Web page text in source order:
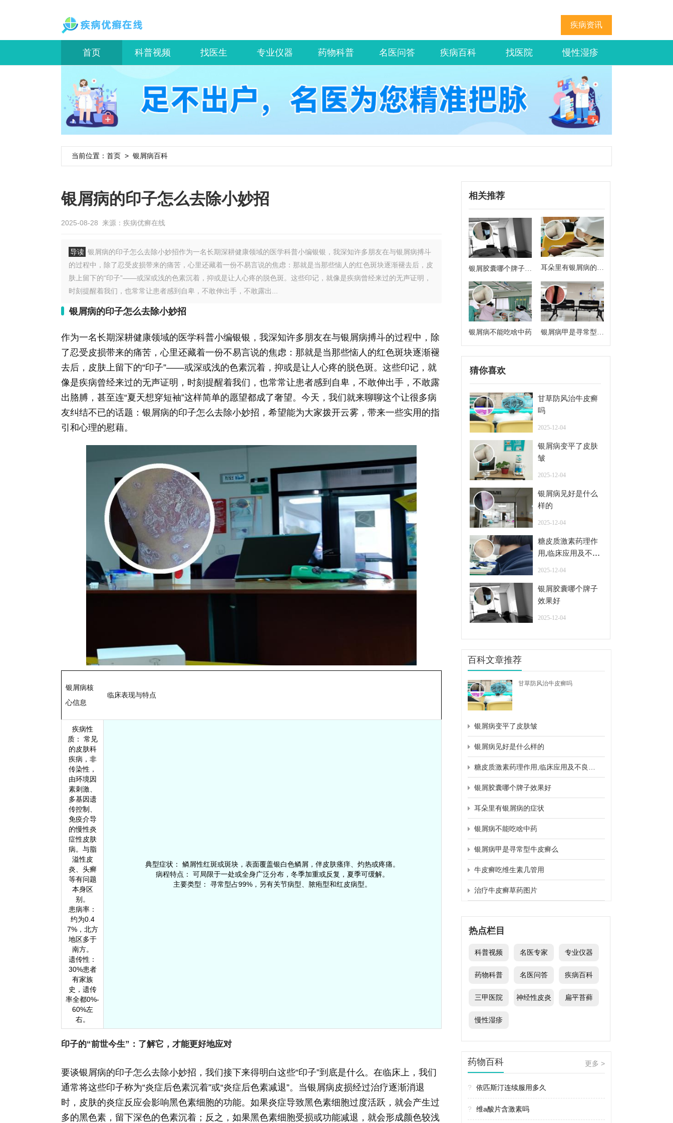
疾病资讯
首页 科普视频 找医生 专业仪器 药物科普 名医问答 疾病百科 找医院 慢性湿疹
当前位置： 首页 > 银屑病百科
银屑病的印子怎么去除小妙招
2025-08-28 来源： 疾病优癣在线
导读 银屑病的印子怎么去除小妙招作为一名长期深耕健康领域的医学科普小编银银，我深知许多朋友在与银屑病搏斗
的过程中，除了忍受皮损带来的痛苦，心里还藏着一份不易言说的焦虑：那就是当那些恼人的红色斑块逐渐褪去后，皮
肤上留下的“印子”——或深或浅的色素沉着，抑或是让人心疼的脱色斑。这些印记，就像是疾病曾经来过的无声证明，
时刻提醒着我们，也常常让患者感到自卑，不敢伸出手，不敢露出...
银屑病的印子怎么去除小妙招
作为一名长期深耕健康领域的医学科普小编银银，我深知许多朋友在与银屑病搏斗的过程中，除
了忍受皮损带来的痛苦，心里还藏着一份不易言说的焦虑：那就是当那些恼人的红色斑块逐渐褪
去后，皮肤上留下的“印子”——或深或浅的色素沉着，抑或是让人心疼的脱色斑。这些印记，就
像是疾病曾经来过的无声证明，时刻提醒着我们，也常常让患者感到自卑，不敢伸出手，不敢露
出胳膊，甚至连“夏天想穿短袖”这样简单的愿望都成了奢望。今天，我们就来聊聊这个让很多病
友纠结不已的话题：银屑病的印子怎么去除小妙招，希望能为大家拨开云雾，带来一些实用的指
引和心理的慰藉。
银屑病核
心信息
临床表现与特点
疾病性
质： 常见
的皮肤科
疾病，非
传染性，
由环境因
素刺激、
多基因遗
传控制、
免疫介导
的慢性炎
症性皮肤
病。与脂
溢性皮
炎、头癣
等有问题
本身区
别。
患病率：
约为0.4
7%，北方
地区多于
南方。
遗传性：
30%患者
有家族
史，遗传
率全都0%-
60%左
右。
典型症状： 鳞屑性红斑或斑块，表面覆盖银白色鳞屑，伴皮肤瘙痒、灼热或疼痛。
病程特点： 可局限于一处或全身广泛分布，冬季加重或反复，夏季可缓解。
主要类型： 寻常型占99%，另有关节病型、脓疱型和红皮病型。
印子的“前世今生”：了解它，才能更好地应对
要谈银屑病的印子怎么去除小妙招，我们接下来得明白这些“印子”到底是什么。在临床上，我们
通常将这些印子称为“炎症后色素沉着”或“炎症后色素减退”。当银屑病皮损经过治疗逐渐消退
时，皮肤的炎症反应会影响黑色素细胞的功能。如果炎症导致黑色素细胞过度活跃，就会产生过
多的黑色素，留下深色的色素沉着；反之，如果黑色素细胞受损或功能减退，就会形成颜色较浅
相关推荐
银屑胶囊哪个牌子效
果好
耳朵里有银屑病的症
银屑病不能吃啥中药
银屑病甲是寻常型牛
皮癣么
猜你喜欢
甘草防风治牛皮癣
吗
2025-12-04
银屑病变平了皮肤
皱
2025-12-04
银屑病见好是什么
样的
2025-12-04
糖皮质激素药理作
用,临床应用及不良
2025-12-04
银屑胶囊哪个牌子
效果好
2025-12-04
百科文章推荐
甘草防风治牛皮癣吗
银屑病变平了皮肤皱
银屑病见好是什么样的
银屑胶囊哪个牌子效果好
耳朵里有银屑病的症状
银屑病不能吃啥中药
银屑病甲是寻常型牛皮癣么
牛皮癣吃维生素几管用
治疗牛皮癣草药图片
热点栏目
科普视频 名医专家 专业仪器
药物科普 名医问答 疾病百科
三甲医院 神经性皮炎 扁平苔藓
慢性湿疹
药物百科 更多 >
? 依匹斯汀连续服用多久
? 维a酸片含激素吗